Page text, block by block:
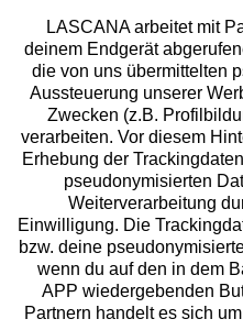
Services
Beratung
Über uns
Rechtliches
LASCANA arbeitet mit
deinem Endgerät
die von uns übermittelten
Aussteuerung unserer
Zwecken (z.B.
verarbeiten. Vor diesem
Erhebung der
pseudonymisierten
Weiterverarbeitung
Einwilligung. Die
bzw. deine
wenn du auf den in dem
APP wiedergebenden
Partnern handelt es sich